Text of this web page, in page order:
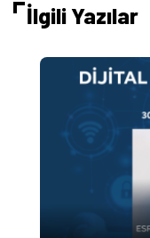
İlgili Yazılar